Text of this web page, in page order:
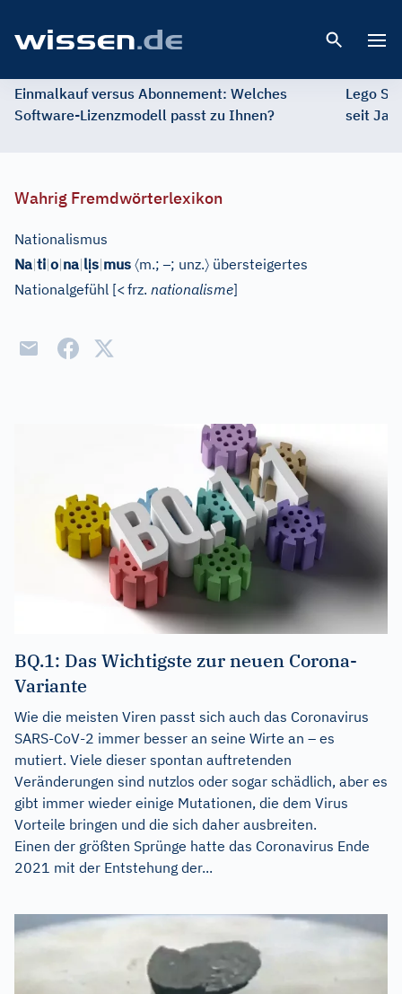
Einmalkauf versus Abonnement: Welches
Software-Lizenzmodell passt zu Ihnen?
Lego
seit
Wahrig Fremdwörterlexikon
Nationalismus
Na|ti|o|na|lịs|mus 〈m.;–; unz.〉 übersteigertes
Nationalgefühl [<frz. nationalisme]
BQ.1: Das Wichtigste zur neuen Corona-
Variante
Wie die meisten Viren passt sich auch das Coronavirus
SARS-CoV-2 immer besser an seine Wirte an – es
mutiert. Viele dieser spontan auftretenden
Veränderungen sind nutzlos oder sogar schädlich, aber es
gibt immer wieder einige Mutationen, die dem Virus
Vorteile bringen und die sich daher ausbreiten.
Einen der größten Sprünge hatte das Coronavirus Ende
2021 mit der Entstehung der...